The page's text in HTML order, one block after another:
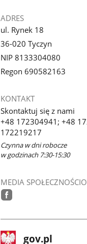
ADRES
ul. Rynek 18
36-020 Tyczyn
NIP 8133304080
Regon 690582163
KONTAKT
Skontaktuj się z nami
+48 172304941; +48
172219217
Czynna w dni robocze
w godzinach 7:30-15:30
MEDIA
stopkaStrona
gov.pl